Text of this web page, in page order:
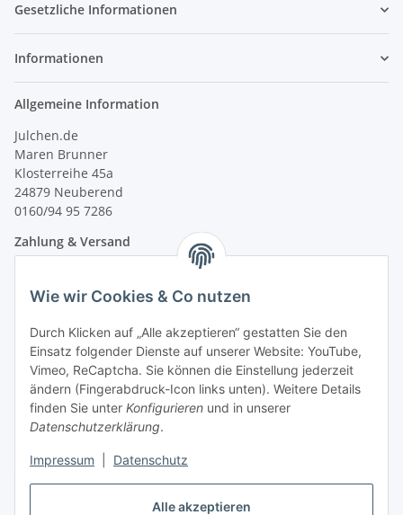
Alle akzeptieren
Wie wir Cookies & Co nutzen
Durch Klicken auf „Alle akzeptieren“ gestatten Sie den
Einsatz folgender Dienste auf unserer Website: YouTube,
Vimeo, ReCaptcha. Sie können die Einstellung jederzeit
ändern (Fingerabdruck-Icon links unten). Weitere Details
finden Sie unter Konfigurieren und in unserer
Datenschutzerklärung.
Impressum Datenschutz
Gesetzliche Informationen
Informationen
Allgemeine Information
Julchen.de
Maren Brunner
Klosterreihe 45a
24879 Neuberend
0160/94 95 7286
Zahlung & Versand
Vertrag widerrufen